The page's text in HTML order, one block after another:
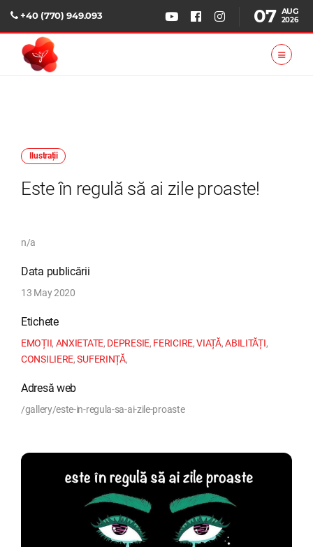
+40 (770) 949.093 07 AUG
2026
Ilustrații
Este în regulă să ai zile proaste!
n/a
Data publicării
13 May 2020
Etichete
EMOȚII, ANXIETATE, DEPRESIE, FERICIRE,VIAȚĂ,ABILITĂȚI,
CONSILIERE,SUFERINȚĂ,
Adresă web
/gallery/este-in-regula-sa-ai-zile-proaste